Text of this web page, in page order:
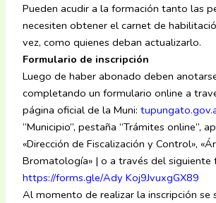
Pueden acudir a la formación tanto las
necesiten obtener el carnet de
vez, como quienes deban actualizarlo.
Formulario de inscripción
Luego de haber abonado deben
completando un formulario online a
página oficial de la Muni:
“Municipio”, pestaña “Trámites online”,
«Dirección de Fiscalización y Control»,
Bromatología» | o a través del siguiente
https://forms.gle/Ady Koj9JvuxgGX89
Al momento de realizar la inscripción se